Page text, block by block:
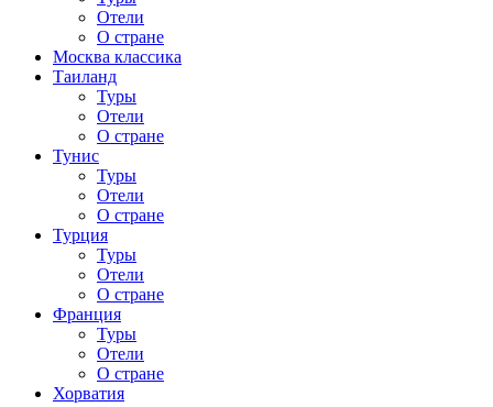
Отели
О стране
Москва классика
Таиланд
Туры
Отели
О стране
Тунис
Туры
Отели
О стране
Турция
Туры
Отели
О стране
Франция
Туры
Отели
О стране
Хорватия